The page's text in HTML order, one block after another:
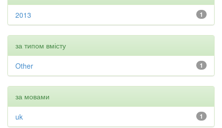
1
2013
за типом вмісту
1
Other
за мовами
1
uk